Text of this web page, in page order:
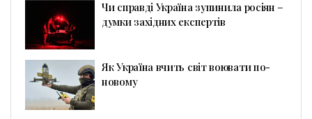
Чи справді Україна зупинила росіян –
думки західних експертів
Як Україна вчить світ воювати по-
новому